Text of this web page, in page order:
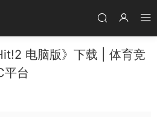
电脑版》下载 | 体育竞
平台